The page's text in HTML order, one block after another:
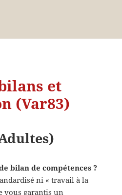
et
(Var83)
bilan de compétences ?
ni « travail à la
vous garantis un